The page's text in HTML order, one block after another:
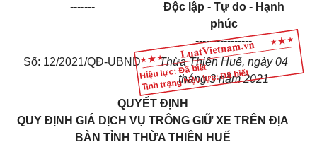
Hiệu lực: Đã biết
Tình trạng hiệu lực: Đã biết
-------
Độc lập - Tự do - Hạnh
phúc
----------------
Số: 12/2021/QĐ-UBND
Thừa Thiên Huế, ngày 04
tháng 3 năm 2021
QUYẾT ĐỊNH
QUY ĐỊNH GIÁ DỊCH VỤ TRÔNG GIỮ XE TRÊN ĐỊA
BÀN TỈNH THỪA THIÊN HUẾ